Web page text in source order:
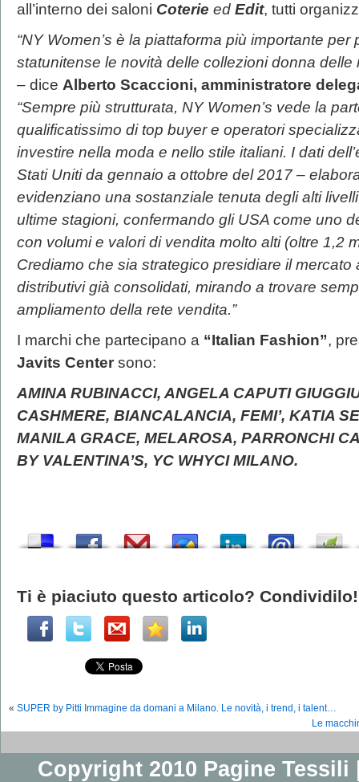
all’interno dei saloni Coterie ed Edit, tutti
“NY Women’s è la piattaforma più importante
statunitense le novità delle collezioni donna delle
– dice Alberto Scaccioni, amministratore
“Sempre più strutturata, NY Women’s vede la
qualificatissimo di top buyer e operatori
investire nella moda e nello stile italiani. I dati
Stati Uniti da gennaio a ottobre del 2017 –
evidenziano una sostanziale tenuta degli alti
ultime stagioni, confermando gli USA come uno
con volumi e valori di vendita molto alti(oltre 1,2
Crediamo che sia strategico presidiare il
distributivi già consolidati, mirando a trovare
ampliamento della rete vendita.”
I marchi che partecipano a “Italian Fashion”,
Javits Center sono:
AMINA RUBINACCI, ANGELA CAPUTI
CASHMERE, BIANCALANCIA, FEMI’, KATIA
MANILA GRACE, MELAROSA, PARRONCHI
BY VALENTINA’S, YC WHYCI MILANO.
Ti è piaciuto questo articolo? Condividilo!
« SUPER by Pitti Immagine da domani a Milano. Le novità, i trend, i talent…
Le
Copyright 2010 Pagine